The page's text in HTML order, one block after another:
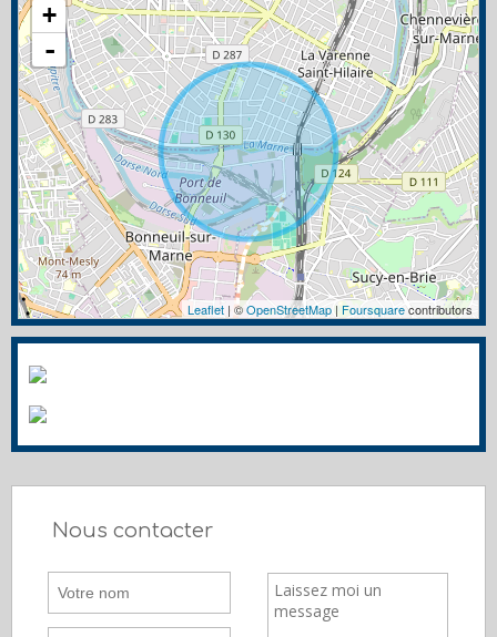
+
-
Leaflet | ©OpenStreetMap| Foursquarecontributors
Nous contacter